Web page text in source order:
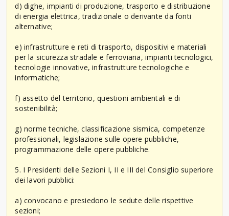
d) dighe, impianti di produzione, trasporto e distribuzione
di energia elettrica, tradizionale o derivante da fonti
alternative;
e) infrastrutture e reti di trasporto, dispositivi e materiali
per la sicurezza stradale e ferroviaria, impianti tecnologici,
tecnologie innovative, infrastrutture tecnologiche e
informatiche;
f) assetto del territorio, questioni ambientali e di
sostenibilità;
g) norme tecniche, classificazione sismica, competenze
professionali, legislazione sulle opere pubbliche,
programmazione delle opere pubbliche.
5. I Presidenti delle Sezioni I, II e III del Consiglio superiore
dei lavori pubblici:
a) convocano e presiedono le sedute delle rispettive
sezioni;